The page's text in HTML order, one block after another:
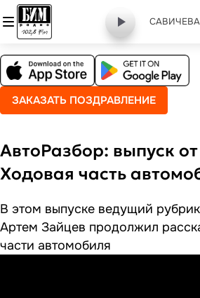
ЗАКАЗАТЬ ПОЗДРАВЛЕНИЕ
АвтоРазбор: выпуск
Ходовая часть
В этом выпуске ведущий
Артем Зайцев продолжил
части автомобиля